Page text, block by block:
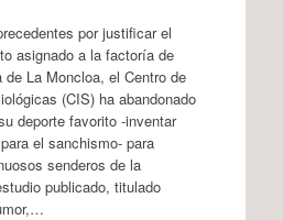
por justificar el
asignado a la factoría de
La Moncloa, el Centro de
(CIS) ha abandonado
deporte favorito -inventar
el sanchismo- para
senderos de la
publicado, titulado